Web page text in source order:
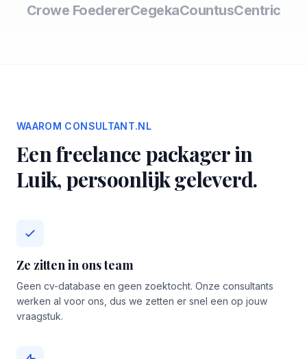
Crowe FoedererCegekaCountusCentric
WAAROM CONSULTANT.NL
Een freelance packager in
Luik, persoonlijk geleverd.
Ze zitten in ons team
Geen cv-database en geen zoektocht. Onze consultants
werken al voor ons, dus we zetten er snel een op jouw
vraagstuk.